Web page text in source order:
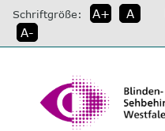
direkt
zum
Inhalt
Schriftgröße: A+
A
A-